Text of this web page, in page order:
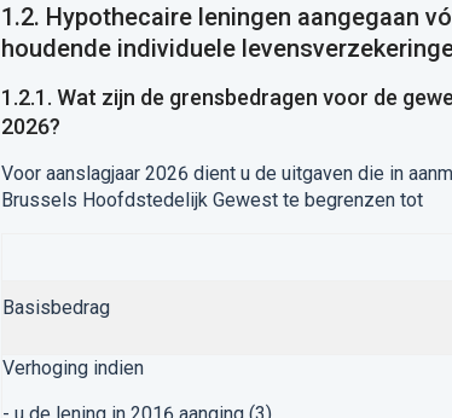
1.2. Hypothecaire leningen aangegaan
houdende individuele
1.2.1. Wat zijn de grensbedragen voor de
2026?
Voor aanslagjaar 2026 dient u de uitgaven die in
Brussels Hoofdstedelijk Gewest te begrenzen tot
Basisbedrag
Verhoging indien